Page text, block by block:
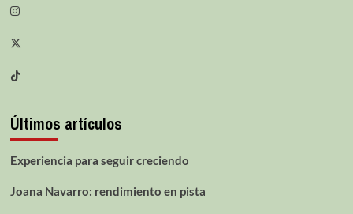
Últimos artículos
Experiencia para seguir creciendo
Joana Navarro: rendimiento en pista